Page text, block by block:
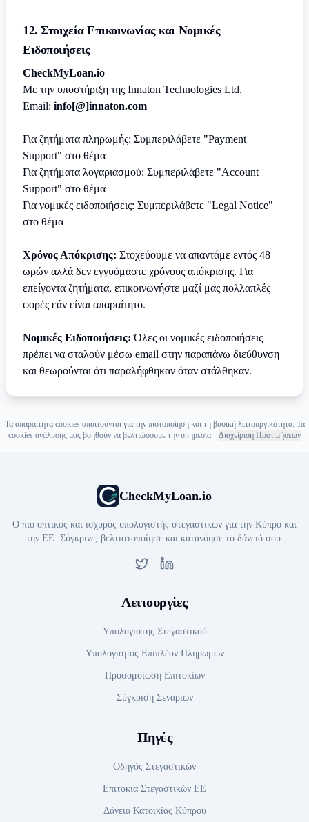
12. Στοιχεία Επικοινωνίας και Νομικές
Ειδοποιήσεις
CheckMyLoan.io
Με την υποστήριξη της Innaton Technologies Ltd.
Email: info[@]innaton.com
Για ζητήματα πληρωμής: Συμπεριλάβετε "Payment
Support" στο θέμα
Για ζητήματα λογαριασμού: Συμπεριλάβετε "Account
Support" στο θέμα
Για νομικές ειδοποιήσεις: Συμπεριλάβετε "Legal Notice"
στο θέμα
Χρόνος Απόκρισης: Στοχεύουμε να απαντάμε εντός 48
ωρών αλλά δεν εγγυόμαστε χρόνους απόκρισης. Για
επείγοντα ζητήματα, επικοινωνήστε μαζί μας πολλαπλές
φορές εάν είναι απαραίτητο.
Νομικές Ειδοποιήσεις: Όλες οι νομικές ειδοποιήσεις
πρέπει να σταλούν μέσω email στην παραπάνω διεύθυνση
και θεωρούνται ότι παραλήφθηκαν όταν στάλθηκαν.
Τα απαραίτητα cookies απαιτούνται για την πιστοποίηση και τη βασική λειτουργικότητα. Τα
cookies ανάλυσης μας βοηθούν να βελτιώσουμε την υπηρεσία.
Διαχείριση Προτιμήσεων
CheckMyLoan.io
Ο πιο οπτικός και ισχυρός υπολογιστής στεγαστικών για την Κύπρο και
την ΕΕ. Σύγκρινε, βελτιστοποίησε και κατανόησε το δάνειό σου.
Λειτουργίες
Υπολογιστής Στεγαστικού
Υπολογισμός Επιπλέον Πληρωμών
Προσομοίωση Επιτοκίων
Σύγκριση Σεναρίων
Πηγές
Οδηγός Στεγαστικών
Επιτόκια Στεγαστικών ΕΕ
Δάνεια Κατοικίας Κύπρου